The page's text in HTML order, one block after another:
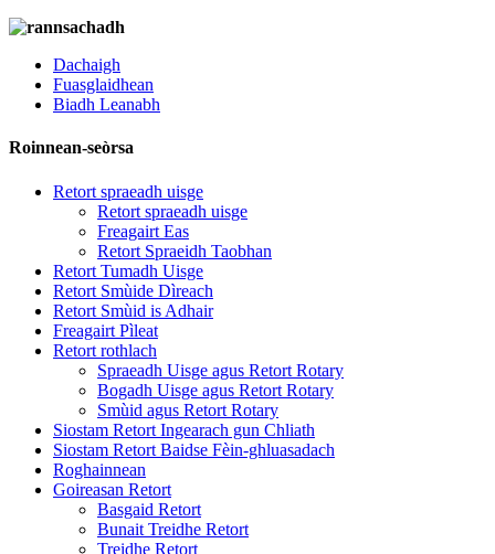
Dachaigh
Fuasglaidhean
Biadh Leanabh
Roinnean-seòrsa
Retort spraeadh uisge
Retort spraeadh uisge
Freagairt Eas
Retort Spraeidh Taobhan
Retort Tumadh Uisge
Retort Smùide Dìreach
Retort Smùid is Adhair
Freagairt Pìleat
Retort rothlach
Spraeadh Uisge agus Retort Rotary
Bogadh Uisge agus Retort Rotary
Smùid agus Retort Rotary
Siostam Retort Ingearach gun Chliath
Siostam Retort Baidse Fèin-ghluasadach
Roghainnean
Goireasan Retort
Basgaid Retort
Bunait Treidhe Retort
Treidhe Retort